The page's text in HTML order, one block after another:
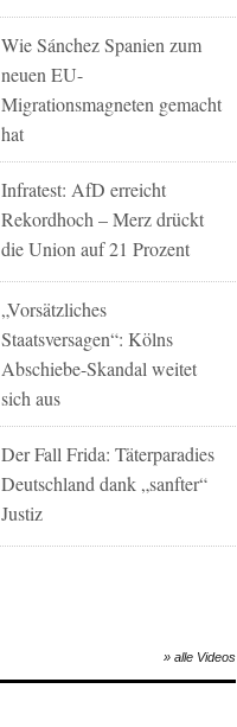
Wie Sánchez Spanien zum
neuen EU-
Migrationsmagneten gemacht
hat
Infratest: AfD erreicht
Rekordhoch – Merz drückt
die Union auf 21 Prozent
„Vorsätzliches
Staatsversagen“: Kölns
Abschiebe-Skandal weitet
sich aus
Der Fall Frida: Täterparadies
Deutschland dank „sanfter“
Justiz
» alle Videos